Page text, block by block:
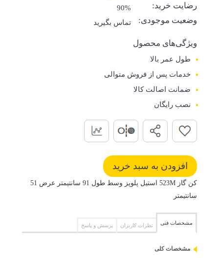
رضایت خرید: 90%
وضعیت موجودی: تماس بگیرید
ویژگی‌های محصول
طول عمر بالا
خدمات پس از فروش متوالی
ضمانت اصالت کالا
نصب رایگان
کن گاز 523M استیل پلوپز وسط طول 91 سانتیمتر عرض 51
سانتیمتر
مشخصات فنی نظرات کاربران پرسش و پاسخ
مشخصات کلی